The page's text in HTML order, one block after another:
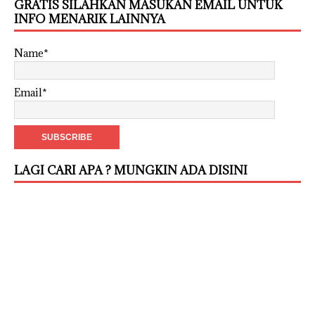
GRATIS SILAHKAN MASUKAN EMAIL UNTUK
INFO MENARIK LAINNYA
Name*
Email*
LAGI CARI APA ? MUNGKIN ADA DISINI